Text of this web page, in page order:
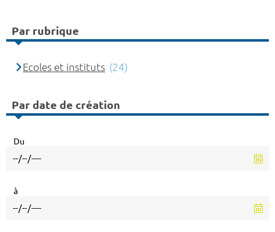
Par rubrique
Ecoles et instituts (24)
Par date de création
Du
à